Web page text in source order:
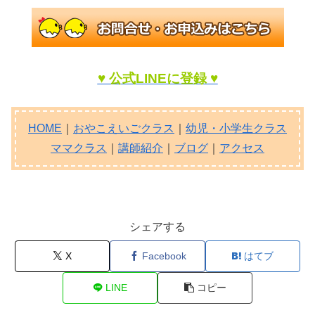
♥ 公式LINEに登録 ♥
HOME おやこえいごクラス
幼児・小学生クラス
ママクラス
講師紹介 ブログ アクセス
シェアする
X Facebook はてブ
LINE コピー